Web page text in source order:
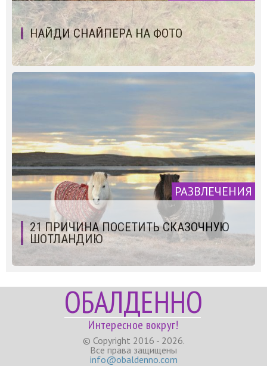
НАЙДИ СНАЙПЕРА НА ФОТО
РАЗВЛЕЧЕНИЯ
21 ПРИЧИНА ПОСЕТИТЬ СКАЗОЧНУЮ
ШОТЛАНДИЮ
ОБАЛДЕННО
Интересное вокруг!
© Copyright 2016 - 2026.
Все права защищены
info@obaldenno.com